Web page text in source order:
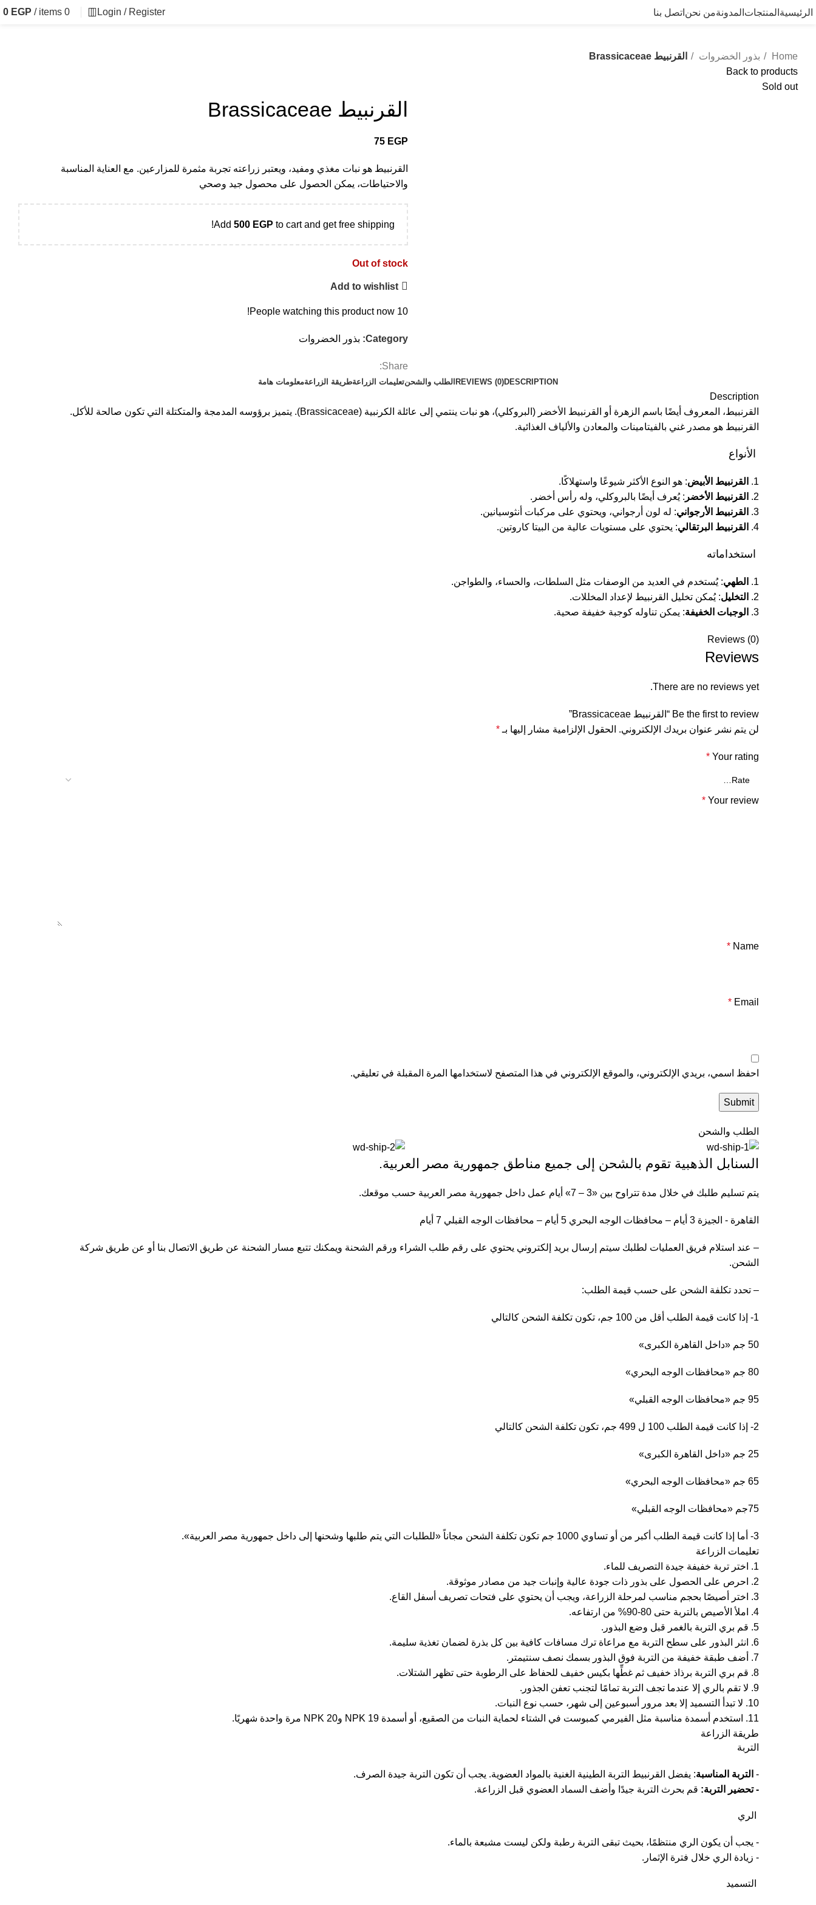
الرئيسية المنتجات المدونةمن نحن اتصل بنا Login / Register
0
items
/
0 EGP
Home بذور الخضروات
القرنبيط Brassicaceae
Back to products
Sold out
القرنبيط Brassicaceae
75 EGP
القرنبيط هو نبات مغذي ومفيد، ويعتبر زراعته تجربة مثمرة للمزارعين. مع العناية المناسبة
والاحتياطات، يمكن الحصول على محصول جيد وصحي
Add 500 EGP to cart and get free shipping!
Out of stock
Add to wishlist
10
People watching this product now!
Category: بذور الخضروات
Share:
DESCRIPTION
REVIEWS (0) الطلب والشحنتعليمات الزراعةطريقة الزراعةمعلومات هامة
Description
القرنبيط، المعروف أيضًا باسم الزهرة أو القرنبيط الأخضر (البروكلي)، هو نبات ينتمي إلى عائلة الكرنبية (Brassicaceae). يتميز برؤوسه المدمجة والمتكتلة التي تكون صالحة للأكل.
القرنبيط هو مصدر غني بالفيتامينات والمعادن والألياف الغذائية.
الأنواع
1. القرنبيط الأبيض: هو النوع الأكثر شيوعًا واستهلاكًا.
2.
القرنبيط الأخضر : يُعرف أيضًا بالبروكلي، وله رأس أخضر.
3.
القرنبيط الأرجواني: له لون أرجواني، ويحتوي على مركبات أنثوسيانين.
4.
القرنبيط البرتقالي: يحتوي على مستويات عالية من البيتا كاروتين.
استخداماته
1. الطهي: يُستخدم في العديد من الوصفات مثل السلطات، والحساء، والطواجن.
2.
التخليل: يُمكن تخليل القرنبيط لإعداد المخللات.
3.
الوجبات الخفيفة: يمكن تناوله كوجبة خفيفة صحية.
Reviews (0)
Reviews
There are no reviews yet.
Be the first to review “القرنبيط Brassicaceae”
لن يتم نشر عنوان بريدك الإلكتروني. الحقول الإلزامية مشار إليها بـ*
Your rating
*
Your review
*
Name
*
Email
*
احفظ اسمي، بريدي الإلكتروني، والموقع الإلكتروني في هذا المتصفح لاستخدامها المرة المقبلة في تعليقي.
الطلب والشحن
السنابل الذهبية تقوم بالشحن إلى جميع مناطق جمهورية مصر العربية.
يتم تسليم طلبك في خلال مدة تتراوح بين «3 – 7» أيام عمل داخل جمهورية مصر العربية حسب موقعك.
القاهرة - الجيزة 3 أيام – محافظات الوجه البحري 5 أيام – محافظات الوجه القبلي 7 أيام
– عند استلام فريق العمليات لطلبك سيتم إرسال بريد إلكتروني يحتوي على رقم طلب الشراء ورقم الشحنة ويمكنك تتبع مسار الشحنة عن طريق الاتصال بنا أو عن طريق شركة
الشحن.
– تحدد تكلفة الشحن على حسب قيمة الطلب:
1- إذا كانت قيمة الطلب أقل من 100 جم، تكون تكلفة الشحن كالتالي
50 جم «داخل القاهرة الكبرى»
80 جم «محافظات الوجه البحري»
95 جم «محافظات الوجه القبلي»
2- إذا كانت قيمة الطلب 100 ل 499 جم، تكون تكلفة الشحن كالتالي
25 جم «داخل القاهرة الكبرى»
65 جم «محافظات الوجه البحري»
75جم «محافظات الوجه القبلي»
3- أما إذا كانت قيمة الطلب أكبر من أو تساوي 1000 جم تكون تكلفة الشحن مجاناً «للطلبات التي يتم طلبها وشحنها إلى داخل جمهورية مصر العربية».
تعليمات الزراعة
1. اختر تربة خفيفة جيدة التصريف للماء.
2. احرص على الحصول على بذور ذات جودة عالية وإنبات جيد من مصادر موثوقة.
3. اختر أصيصًا بحجم مناسب لمرحلة الزراعة، ويجب أن يحتوي على فتحات تصريف أسفل القاع.
4. املأ الأصيص بالتربة حتى 80-90% من ارتفاعه.
5. قم بري التربة بالغمر قبل وضع البذور.
6. انثر البذور على سطح التربة مع مراعاة ترك مسافات كافية بين كل بذرة لضمان تغذية سليمة.
7. أضف طبقة خفيفة من التربة فوق البذور بسمك نصف سنتيمتر.
8. قم بري التربة برذاذ خفيف ثم غطِّها بكيس خفيف للحفاظ على الرطوبة حتى تظهر الشتلات.
9. لا تقم بالري إلا عندما تجف التربة تمامًا لتجنب تعفن الجذور.
10. لا تبدأ التسميد إلا بعد مرور أسبوعين إلى شهر، حسب نوع النبات.
11. استخدم أسمدة مناسبة مثل الفيرمي كمبوست في الشتاء لحماية النبات من الصقيع، أو أسمدة NPK 19 وNPK 20 مرة واحدة شهريًا.
طريقة الزراعة
التربة
- التربة المناسبة: يفضل القرنبيط التربة الطينية الغنية بالمواد العضوية. يجب أن تكون التربة جيدة الصرف.
- تحضير التربة: قم بحرث التربة جيدًا وأضف السماد العضوي قبل الزراعة.
الري
- يجب أن يكون الري منتظمًا، بحيث تبقى التربة رطبة ولكن ليست مشبعة بالماء.
- زيادة الري خلال فترة الإثمار.
التسميد